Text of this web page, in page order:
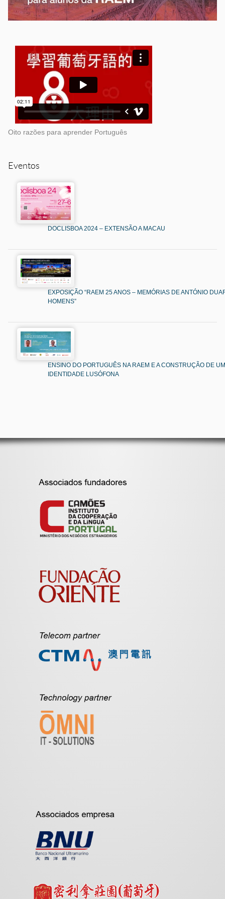
Oito razões para aprender Português
Eventos
DOCLISBOA 2024 – EXTENSÃO A MACAU
EXPOSIÇÃO “RAEM 25 ANOS – MEMÓRIAS DE ANTÓNIO
HOMENS”
ENSINO DO PORTUGUÊS NA RAEM E A CONSTRUÇÃO DE
IDENTIDADE LUSÓFONA